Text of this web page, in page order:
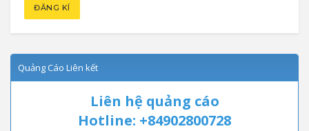
Quảng Cáo Liên kết
Liên hệ quảng cáo
Hotline: +84902800728